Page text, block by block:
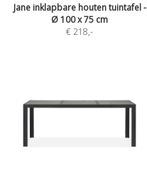
Jane inklapbare houten tuintafel -
Ø 100 x 75 cm
€ 218,-